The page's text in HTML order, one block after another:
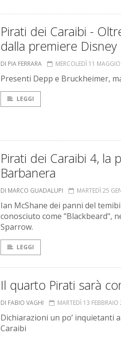
Pirati dei Caraibi -
dalla premiere Disney
DI PIA FERRARA MERCOLEDÌ 11
Presenti Depp e Bruckheimer,
LEGGI
Pirati dei Caraibi 4, la
Barbanera
DI MARCO GUADALUPI MARTEDÌ 25
Ian McShane dei panni del
conosciuto come "Blackbeard",
Sparrow.
LEGGI
Il quarto Pirati sarà
DI FABIO VAGHI MARTEDÌ 13 FEBBRAIO
Dichiarazioni un po’ inquietanti
Caraibi